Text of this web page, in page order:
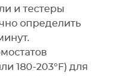
и тестеры
определить
180-203°F) для